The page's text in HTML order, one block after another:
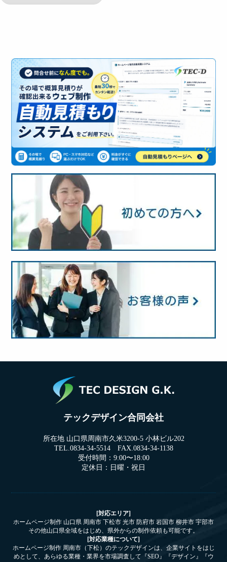
テックデザイン合同会社
所在地 山口県周南市久米3200-5 小林ビル202
TEL.0834-34-5514 FAX.0834-34-1138
受付時間：9:00〜18:00
定休日：日曜・祝日
[対応エリア]
ホームページ制作 山口県 周南市 下松市 光市 防府市 岩国市 柳井市 宇部市
その他山口県全域をはじめ、県外からの制作依頼も可能です。
[対応業種について]
ホームページ制作 周南市（下松）のテックデザインは、企業サイトをはじ
めとして、あらゆる業種・業界を市場調査して『SEO』『デザイン』『ウ